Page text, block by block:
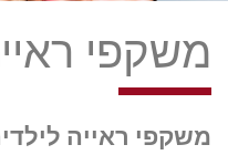
משקפי
משקפי ראייה